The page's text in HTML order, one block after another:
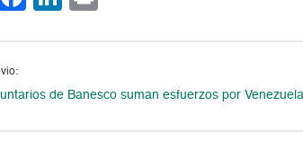
de Banesco suman esfuerzos por Venezuela